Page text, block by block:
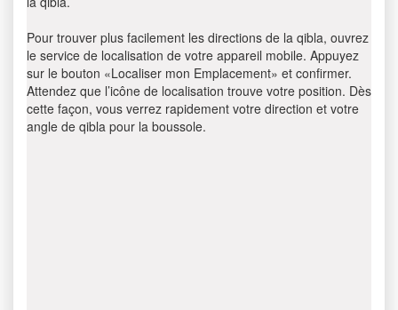
Pour trouver plus facilement les directions de la qibla, ouvrez
le service de localisation de votre appareil mobile. Appuyez
sur le bouton «Localiser mon Emplacement» et confirmer.
Attendez que l’icône de localisation trouve votre position. Dès
cette façon, vous verrez rapidement votre direction et votre
angle de qibla pour la boussole.